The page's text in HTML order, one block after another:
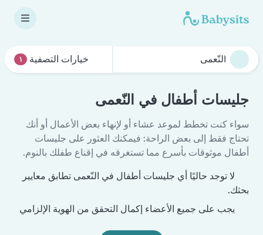
خيارات التصفية ١
جليسات أطفال في النّعمى
سواء كنت تخطط لموعد عشاء أو لإنهاء بعض الأعمال أو أنك
تحتاج فقط إلى بعض الراحة: فيمكنك العثور على جليسات
أطفال موثوقات بأسرع مما تستغرقه في إقناع طفلك بالنوم.
لا توجد حاليًا أي جليسات أطفال في النّعمى تطابق معايير
بحثك.
يجب على جميع الأعضاء إكمال التحقق من الهوية الإلزامي